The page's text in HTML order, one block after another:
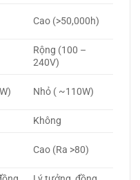
Cao (>50,000h)
Rộng (100 –
240V)
Nhỏ ( ~110W)
Không
Cao (Ra >80)